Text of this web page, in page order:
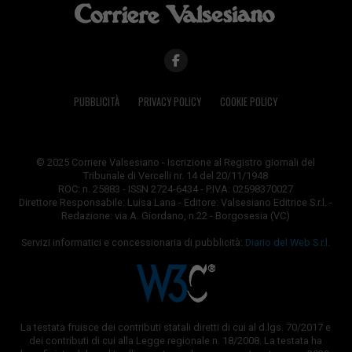
PUBBLICITÀ PRIVACY POLICY COOKIE POLICY
© 2025 Corriere Valsesiano - Iscrizione al Registro giornali del
Tribunale di Vercelli nr. 14 del 20/11/1948
ROC: n. 25883 - ISSN 2724-6434 - P.IVA: 02598370027
Direttore Responsabile: Luisa Lana - Editore: Valsesiano Editrice S.r.l. -
Redazione: via A. Giordano, n.22 - Borgosesia (VC)
Servizi informatici e concessionaria di pubblicità: Diario del Web S.r.l.
La testata fruisce dei contributi statali diretti di cui al d.lgs. 70/2017 e
dei contributi di cui alla Legge regionale n. 18/2008. La testata ha